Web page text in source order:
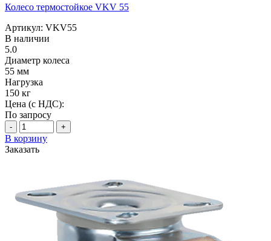
Колесо термостойкое VKV 55
Артикул: VKV55
В наличии
5.0
Диаметр колеса
55 мм
Нагрузка
150 кг
Цена (с НДС):
По запросу
- +
В корзину
Заказать